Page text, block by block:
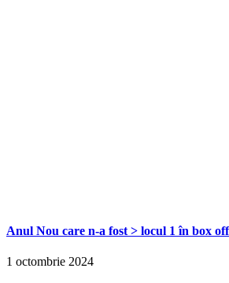
Anul Nou care n-a fost > locul 1 în box
1 octombrie 2024